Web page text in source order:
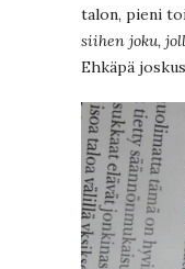
talon, pieni
siihen joku,
Ehkäpä